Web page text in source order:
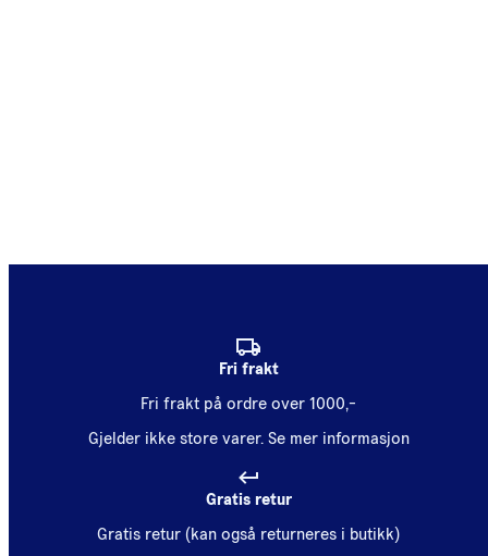
Fri frakt
Fri frakt på ordre over 1000,-
Gjelder ikke store varer. Se mer informasjon
Gratis retur
Gratis retur (kan også returneres i butikk)